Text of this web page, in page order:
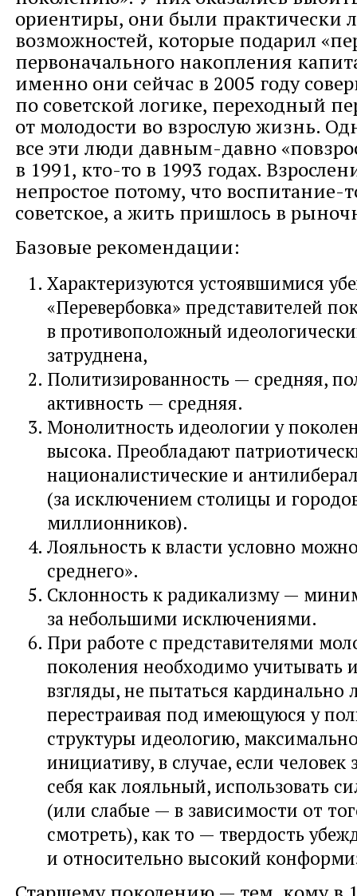
ориентиры, они были практически
возможностей, которые подарил
первоначального накопления
именно они сейчас в 2005 году
по советской логике, переходный
от молодости во взрослую жизнь.
все эти люди давным-давно
в 1991, кто-то в 1993 годах.
непростое потому, что воспитание-
советское, а жить пришлось в
Базовые рекомендации:
Характеризуются устоявшимися
«Перевербовка» представителей
в противоположный
затруднена,
Политизированность — средняя,
активность — средняя.
Монолитность идеологии у
высока. Преобладают
националистические и
(за исключением столицы и
миллионников).
Лояльность к власти условно
среднего».
Склонность к радикализму —
за небольшими исключениями.
При работе с представителями
поколения необходимо учитывать
взгляды, не пытаться кардинально
перестраивая под имеющуюся у
структуры идеологию,
инициативу, в случае, если человек
себя как лояльный, использовать
(или слабые — в зависимости от
смотреть), как то — твердость
и относительно высокий